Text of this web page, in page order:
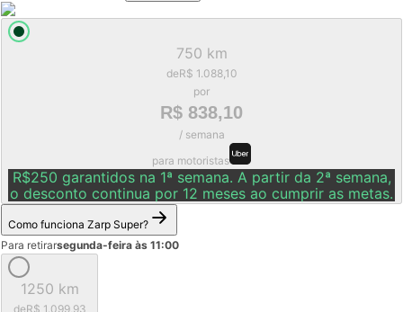
750 km
deR$ 1.088,10
por
R$ 838,10
/ semana
para motoristas
R$250 garantidos na 1ª semana. A partir da 2ª semana,
o desconto continua por 12 meses ao cumprir as metas.
Como funciona Zarp Super?
Para retirarsegunda-feira às 11:00
1250 km
deR$ 1.099,93